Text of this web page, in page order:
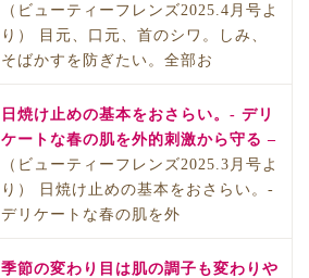
（ビューティーフレンズ2025.4月号よ
り） 目元、口元、首のシワ。しみ、
そばかすを防ぎたい。全部お
日焼け止めの基本をおさらい。- デリ
ケートな春の肌を外的刺激から守る –
（ビューティーフレンズ2025.3月号よ
り） 日焼け止めの基本をおさらい。-
デリケートな春の肌を外
季節の変わり目は肌の調子も変わりや